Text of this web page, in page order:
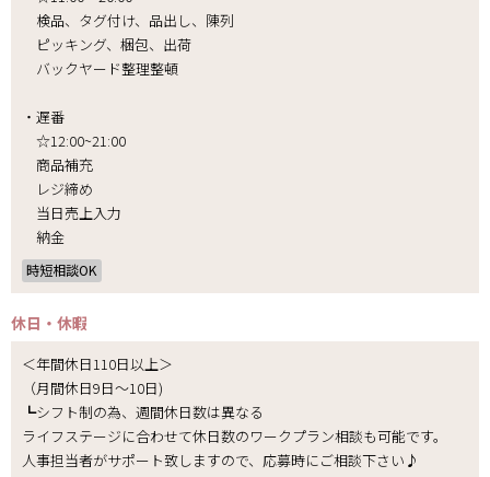
検品、タグ付け、品出し、陳列
ピッキング、梱包、出荷
バックヤード整理整頓
・遅番
☆12:00~21:00
商品補充
レジ締め
当日売上入力
納金
時短相談OK
休日・休暇
＜年間休日110日以上＞
（月間休日9日～10日)
┗シフト制の為、週間休日数は異なる
ライフステージに合わせて休日数のワークプラン相談も可能です。
人事担当者がサポート致しますので、応募時にご相談下さい♪